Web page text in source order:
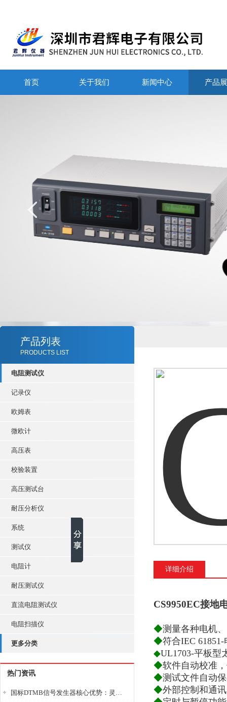
首页 关于我们 新闻中心 产品
产品列表
PRODUCTS LIST
电阻测试仪
记录仪
欧姆表
微欧计
高压表
校验装置
高压测试台
耐压分析仪
系统
测试仪
电阻计
耐压测试仪
直流电阻测试仪
电阻扫描仪
更多分类
热门资讯
国标DTMB信号发生器核心优势：灵活性与准确性的结合
详细介绍
CS9950EC接地
◆测量各种电机
◆符合IEC
◆UL1703-平板型
◆软件自动校准
◆测试文件自动
◆外部控制和通讯